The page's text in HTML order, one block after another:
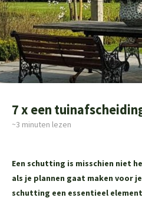
7 x een
~3 minuten lezen
Een schutting is misschien niet
als je plannen gaat maken voor
schutting een essentieel